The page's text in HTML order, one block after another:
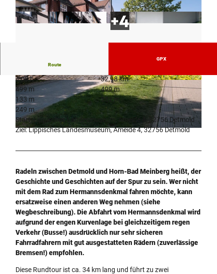
© Teutoburger Wald / Detmold / B. Fromberger |CC-BY-SA
© Teutoburger Wald / Stadt Detmold / B. From
berger |CC-BY-SA
© Teutoburger Wald / Detmold / S. Nielsen |
CC-BY-SA
Route
GPX
4:00 h
32,98 km
499 m
499 m
133 m
382 m
249 m
Start: Lippisches Landesmuseum, Ameide 4, 32756 Detmold
Ziel: Lippisches Landesmuseum, Ameide 4, 32756 Detmold
Radeln zwischen Detmold und Horn-Bad Meinberg heißt, der
Geschichte und Geschichten auf der Spur zu sein. Wer nicht
mit dem Rad zum Hermannsdenkmal fahren möchte, kann
ersatzweise einen anderen Weg nehmen (siehe
Wegbeschreibung).Die Abfahrt vom Hermannsdenkmal wird
aufgrund der engen Kurvenlage bei gleichzeitigem regen
Verkehr (Busse!) ausdrücklich nur sehr sicheren
Fahrradfahrern mit gut ausgestatteten Rädern (zuverlässige
Bremsen!) empfohlen.
Diese Rundtour ist ca. 34 km lang und führt zu zwei